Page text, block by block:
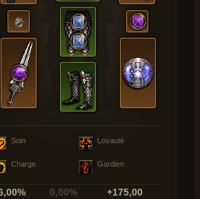
Soin Loyauté
Charge Gardien
0,00% +175,00